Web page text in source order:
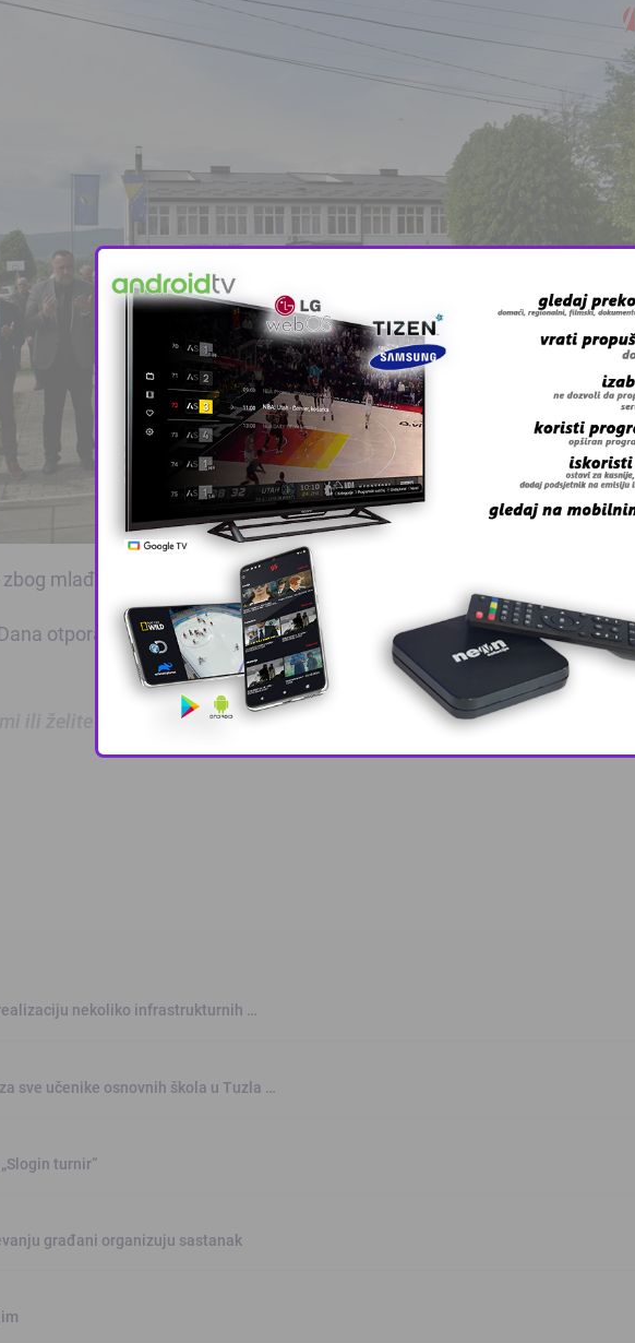
mlađih generacija itekako važno njegovati kulturu sjećanja.
otpora i stradanja Bošnjaka MZ Memići” uzeli su i učenici OŠ Memići
ili želite prijaviti grešku u tekstu?
nekoliko infrastrukturnih …
sve učenike osnovnih škola u Tuzla …
turnir“
građani organizuju sastanak